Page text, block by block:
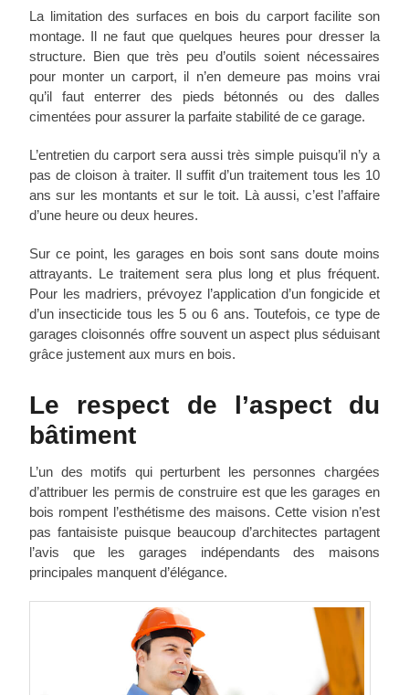
La limitation des surfaces en bois du carport facilite son
montage. Il ne faut que quelques heures pour dresser la
structure. Bien que très peu d’outils soient nécessaires
pour monter un carport, il n’en demeure pas moins vrai
qu’il faut enterrer des pieds bétonnés ou des dalles
cimentées pour assurer la parfaite stabilité de ce garage.
L’entretien du carport sera aussi très simple puisqu’il n’y a
pas de cloison à traiter. Il suffit d’un traitement tous les 10
ans sur les montants et sur le toit. Là aussi, c’est l’affaire
d’une heure ou deux heures.
Sur ce point, les garages en bois sont sans doute moins
attrayants. Le traitement sera plus long et plus fréquent.
Pour les madriers, prévoyez l’application d’un fongicide et
d’un insecticide tous les 5 ou 6 ans. Toutefois, ce type de
garages cloisonnés offre souvent un aspect plus séduisant
grâce justement aux murs en bois.
Le respect de l’aspect du
bâtiment
L’un des motifs qui perturbent les personnes chargées
d’attribuer les permis de construire est que les garages en
bois rompent l’esthétisme des maisons. Cette vision n’est
pas fantaisiste puisque beaucoup d’architectes partagent
l’avis que les garages indépendants des maisons
principales manquent d’élégance.